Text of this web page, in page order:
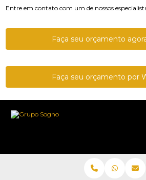
Entre em contato com um de nossos
Faça seu orçamento
Faça seu orçamento por